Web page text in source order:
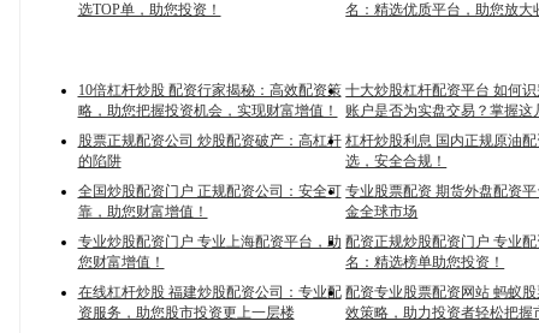
选TOP单，助您投资！
名：精选优质平台，助您放大
10倍杠杆炒股 配资行家揭秘：高效配资策
略，助您把握投资机会，实现财富增值！
十大炒股杠杆配资平台 如何
账户是否为实盘交易？掌握这
股票正规配资公司 炒股配资破产：高杠杆
的陷阱
杠杆炒股利息 国内正规原油
选，安全合规！
全国炒股配资门户 正规配资公司：安全可
靠，助您财富增值！
专业股票配资 期货外盘配资
金全球市场
专业炒股配资门户 专业上海配资平台，助
您财富增值！
配资正规炒股配资门户 专业
名：精选榜单助您投资！
在线杠杆炒股 福建炒股配资公司：专业配
资服务，助您股市投资更上一层楼
配资专业股票配资网站 蚂蚁
效策略，助力投资者轻松把握